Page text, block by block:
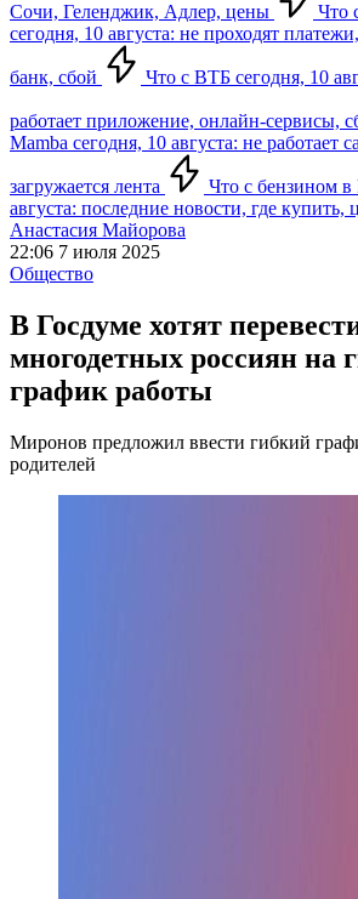
Сочи, Геленджик, Адлер, цены
Что
сегодня, 10 августа: не проходят
банк, сбой Что с ВТБ сегодня, 10
работает приложение, онлайн-сервисы,
Mamba сегодня, 10 августа: не работает
загружается лента
Что с бензином в
августа: последние новости, где купить,
Анастасия Майорова
22:06 7 июля 2025
Общество
В Госдуме хотят
многодетных россиян на
график работы
Миронов предложил ввести гибкий
родителей